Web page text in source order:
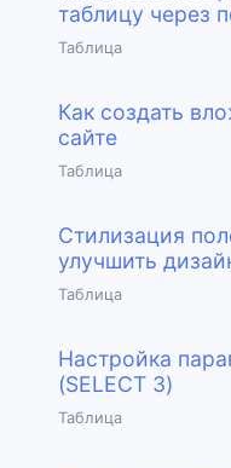
таблицу через
Таблица
Как создать
сайте
Таблица
Стилизация
улучшить
Таблица
Настройка
(SELECT 3)
Таблица